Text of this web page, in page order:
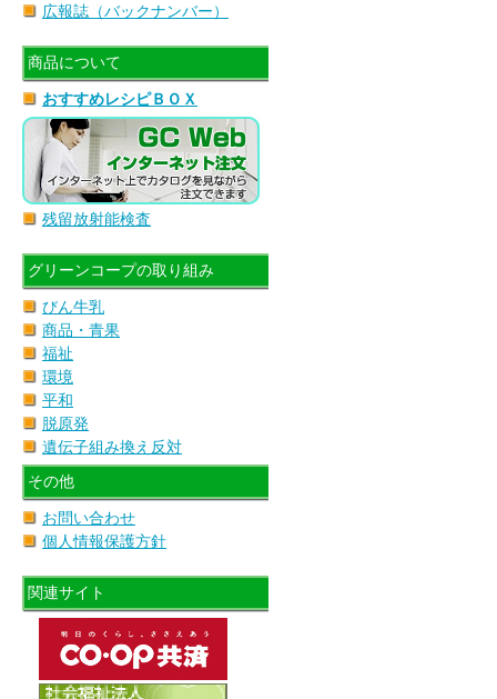
広報誌（バックナンバー）
商品について
おすすめレシピＢＯＸ
残留放射能検査
グリーンコープの取り組み
びん牛乳
商品・青果
福祉
環境
平和
脱原発
遺伝子組み換え反対
その他
お問い合わせ
個人情報保護方針
関連サイト